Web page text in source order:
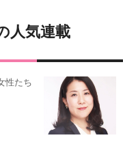
人気連載
性たち